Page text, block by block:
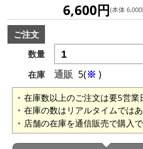
6,600円(本体
ご注文
数量
在庫
通販 5(※ )
在庫数以上のご注文は要5営業
在庫の数はリアルタイムではあ
店舗の在庫を通信販売で購入で